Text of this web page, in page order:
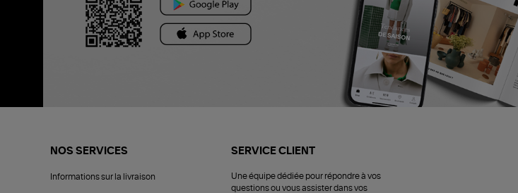
NOS SERVICES
Informations sur la livraison
SERVICE CLIENT
Une équipe dédiée pour répondre à vos
questions ou vous assister dans vos